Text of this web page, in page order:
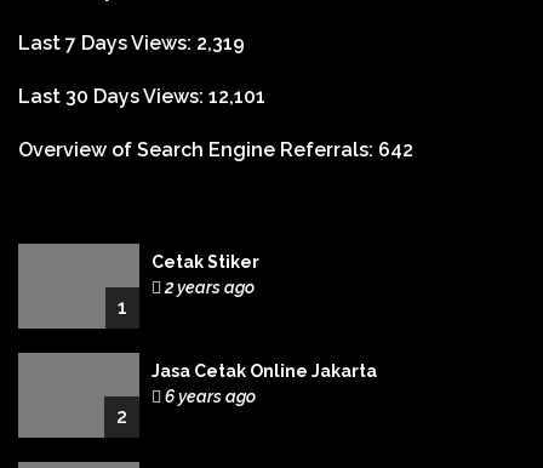
Last 7 Days Views: 2,319
Last 30 Days Views: 12,101
Overview of Search Engine Referrals: 642
1
Cetak Stiker
2 years ago
2
Jasa Cetak Online Jakarta
6 years ago